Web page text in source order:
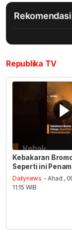
Rekomendasi
Republika TV
Kebakaran
Seperti ini
Dailynews - Ahad ,
11:15 WIB